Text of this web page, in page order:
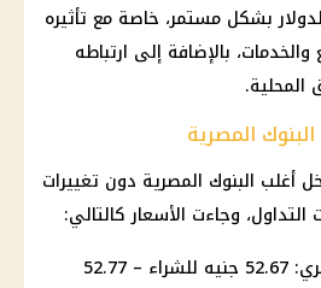
بشكل مستمر، خاصة مع تأثيره
بالإضافة إلى ارتباطه
المحلية.
المصرية
أغلب البنوك المصرية دون تغييرات
التداول، وجاءت الأسعار كالتالي:
البنك الأهلي المصري: 52.67 جنيه للشراء – 52.77